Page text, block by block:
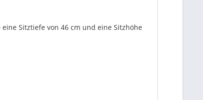
Sitztiefe von 46 cm und eine Sitzhöhe